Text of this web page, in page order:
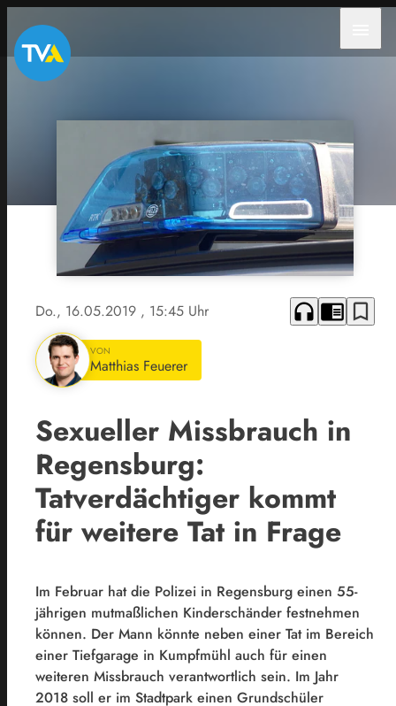
Do., 16.05.2019 , 15:45 Uhr headphones chrome_reader_mode bookmark_border
VON
Matthias Feuerer
Sexueller Missbrauch in
Regensburg:
Tatverdächtiger kommt
für weitere Tat in Frage
Im Februar hat die Polizei in Regensburg einen 55-
jährigen mutmaßlichen Kinderschänder festnehmen
können. Der Mann könnte neben einer Tat im Bereich
einer Tiefgarage in Kumpfmühl auch für einen
weiteren Missbrauch verantwortlich sein. Im Jahr
2018 soll er im Stadtpark einen Grundschüler